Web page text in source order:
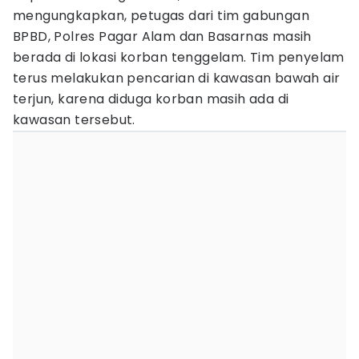
mengungkapkan, petugas dari tim gabungan
BPBD, Polres Pagar Alam dan Basarnas masih
berada di lokasi korban tenggelam. Tim penyelam
terus melakukan pencarian di kawasan bawah air
terjun, karena diduga korban masih ada di
kawasan tersebut.